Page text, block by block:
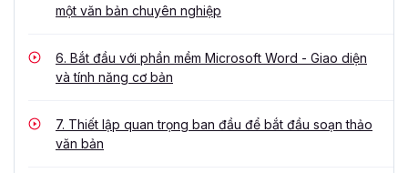
một văn bản chuyên nghiệp
6. Bắt đầu với phần mềm Microsoft Word - Giao diện
và tính năng cơ bản
7. Thiết lập quan trọng ban đầu để bắt đầu soạn thảo
văn bản